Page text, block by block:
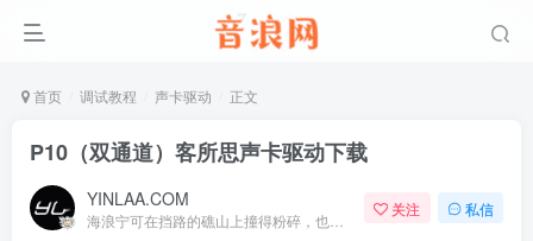
首页 调试教程 声卡驱动 正文
P10（双通道）客所思声卡驱动下载
YINLAA.COM 关注 私信